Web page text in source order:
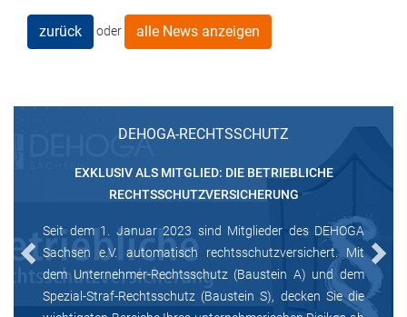
zurück oder alle News anzeigen
DEHOGA-RECHTSSCHUTZ
EXKLUSIV ALS MITGLIED: DIE BETRIEBLICHE
RECHTSSCHUTZVERSICHERUNG
Seit dem 1. Januar 2023 sind Mitglieder des DEHOGA
Sachsen e.V. automatisch rechtsschutzversichert. Mit
dem Unternehmer-Rechtsschutz (Baustein A) und dem
Spezial-Straf-Rechtsschutz (Baustein S), decken Sie die
Previous Next